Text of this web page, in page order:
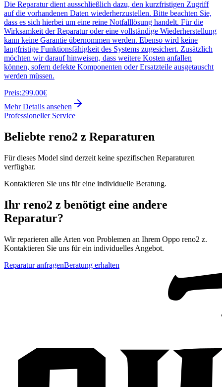
Die Reparatur dient ausschließlich dazu, den kurzfristigen Zugriff
auf die vorhandenen Daten wiederherzustellen. Bitte beachten Sie,
dass es sich hierbei um eine reine Notfalllösung handelt. Für die
Wirksamkeit der Reparatur oder eine vollständige Wiederherstellung
kann keine Garantie übernommen werden. Ebenso wird keine
langfristige Funktionsfähigkeit des Systems zugesichert. Zusätzlich
möchten wir darauf hinweisen, dass weitere Kosten anfallen
können, sofern defekte Komponenten oder Ersatzteile ausgetauscht
werden müssen.
Preis:299.00€
Mehr Details ansehen
Professioneller Service
Beliebte reno2 z Reparaturen
Für dieses Model sind derzeit keine spezifischen Reparaturen
verfügbar.
Kontaktieren Sie uns für eine individuelle Beratung.
Ihr reno2 z benötigt eine andere
Reparatur?
Wir reparieren alle Arten von Problemen an Ihrem Oppo reno2 z.
Kontaktieren Sie uns für ein individuelles Angebot.
Reparatur anfragenBeratung erhalten